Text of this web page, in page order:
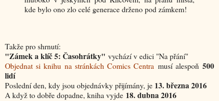
kde bylo ono zlo celé generace drženo pod zámkem!
Takže pro shrnutí:
"Zámek a klíč 5: Časohrátky" vychází v edici "Na přání"
Objednat si knihu na stránkách Comics Centra musí alespoň500
lidí
Poslední den, kdy jsou objednávky přijímány, je 13. března 2016
A když to dobře dopadne, kniha vyjde 18. dubna 2016